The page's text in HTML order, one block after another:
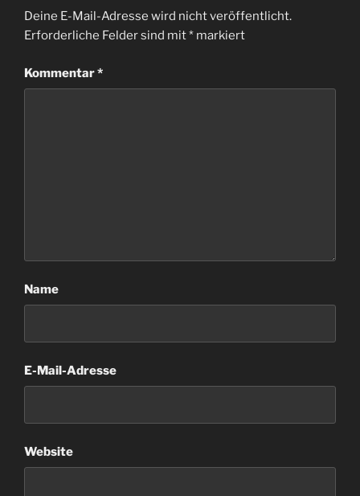
Deine E-Mail-Adresse wird nicht veröffentlicht.
Erforderliche Felder sind mit* markiert
Kommentar*
Name
E-Mail-Adresse
Website